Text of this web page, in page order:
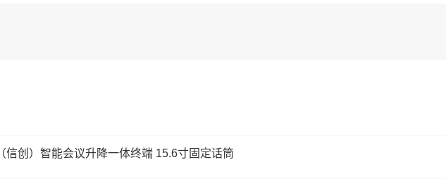
（信创）智能会议升降一体终端 15.6寸固定话筒